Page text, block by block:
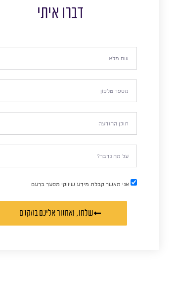
דברו איתי
אני מאשר קבלת מידע שיווקי מסער ברעם
שלחו, ואחזור אליכם בהקדם